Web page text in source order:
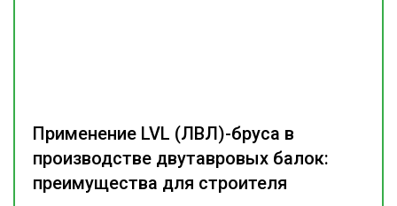
Применение LVL (ЛВЛ)-бруса в
производстве двутавровых балок:
преимущества для строителя